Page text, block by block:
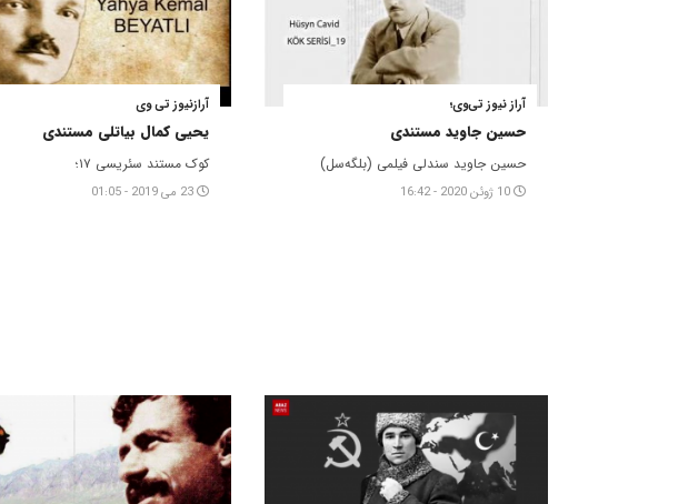
آراز نیوز تی‌وی؛
حسین جاوید مستندی
حسین جاوید سندلی فیلمی (بلگه‌سل)
10 ژوئن 2020 - 16:42
آرازنیوز تی وی
یحیی کمال بیاتلی مستندی
کوک مستند سئریسی ۱۷؛
23 می 2019 - 01:05